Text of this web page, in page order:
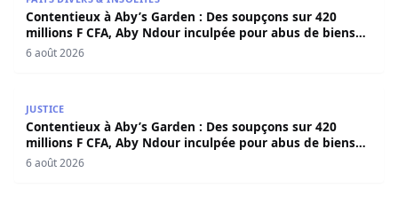
Contentieux à Aby’s Garden : Des soupçons sur 420
millions F CFA, Aby Ndour inculpée pour abus de biens
sociaux
6 août 2026
JUSTICE
Contentieux à Aby’s Garden : Des soupçons sur 420
millions F CFA, Aby Ndour inculpée pour abus de biens
sociaux
6 août 2026